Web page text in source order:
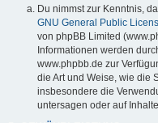
Du nimmst zur Kenntnis,
GNU General Public
von phpBB Limited
Informationen werden
www.phpbb.de zur
die Art und Weise, wie die
insbesondere die
untersagen oder auf